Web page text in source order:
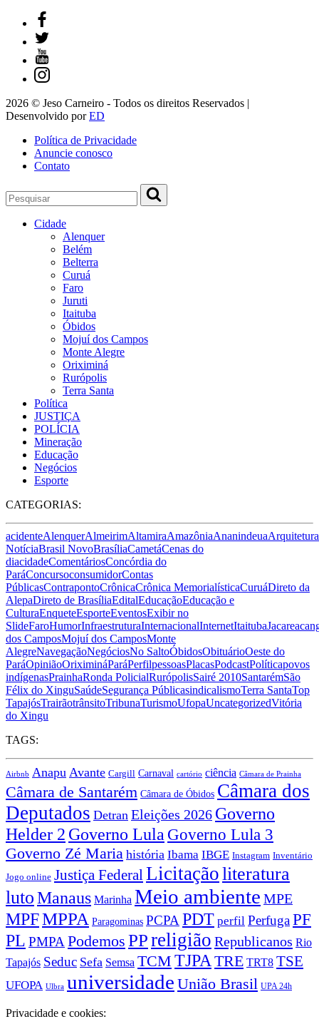
2026 © Jeso Carneiro - Todos os direitos Reservados |
Desenvolvido porED
Política de Privacidade
Anuncie conosco
Contato
Cidade
Alenquer
Belém
Belterra
Curuá
Faro
Juruti
Itaituba
Óbidos
Mojuí dos Campos
Monte Alegre
Oriximiná
Rurópolis
Terra Santa
Política
JUSTIÇA
POLÍCIA
Mineração
Educação
Negócios
Esporte
CATEGORIAS:
acidenteAlenquerAlmeirimAltamiraAmazôniaAnanindeuaArquitetura
NotíciaBrasil NovoBrasíliaCametáCenas do
diacidadeComentáriosConcórdia do
ParáConcursoconsumidorContas
PúblicasContrapontoCrônicaCrônica MemorialísticaCuruáDireto da
AlepaDireto de BrasíliaEditalEducaçãoEducação e
CulturaEnqueteEsporteEventosExibir no
SlideFaroHumorInfraestruturaInternacionalInternetItaituba
dos CamposMojuí dos CamposMonte
AlegreNavegaçãoNegóciosNo SaltoÓbidosObituárioOeste do
ParáOpiniãoOriximináParáPerfilpessoasPlacasPodcastPolíticapovos
indígenasPrainhaRonda PolicialRurópolisSairé 2010SantarémSão
Félix do XinguSaúdeSegurança PúblicasindicalismoTerra SantaTop
TapajósTrairãotrânsitoTribunaTurismoUfopaUncategorizedVitória
do Xingu
TAGS:
Airbnb Anapu Avante Cargill Carnaval cartório ciência Câmara de Prainha
Câmara de Santarém Câmara de Óbidos Câmara dos
Deputados Detran Eleições 2026 Governo
Helder 2 Governo Lula Governo Lula 3
Governo Zé Maria história Ibama IBGE Instagram Inventário
Jogo online Justiça FederalLicitaçãoliteratura
lutoManaus Marinha Meio ambiente MPE
MPFMPPA Paragominas PCPA PDT perfil PerfugaPF
PL PMPA Podemos PPreligião Republicanos Rio
Tapajós Seduc Sefa Semsa TCM TJPA TRE TRT8 TSE
UFOPA Ulbra universidade União Brasil UPA 24h
Privacidade e cookies: